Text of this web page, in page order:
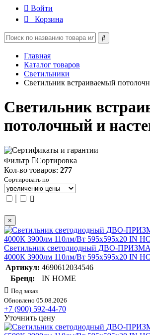
Войти
Корзина
Главная
Каталог товаров
Светильники
Светильник встраиваемый
Светильник
потолочный и
Фильтр
Сортировка
Кол-во товаров: 277
Сортировать по
×
Светильник светодиодный ДВО-
4000К 3900лм 110лм/Вт 595х595х20 IN
Артикул: 4690612034546
Бренд:
IN HOME
Под заказ
Обновлено 05.08.2026
+7 (900) 592-44-70
Уточнить цену